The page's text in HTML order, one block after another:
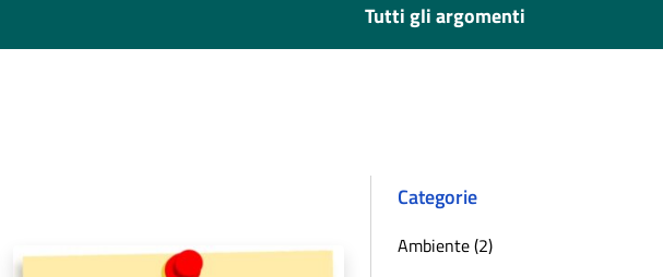
Tutti gli argomenti
Categorie
Ambiente (2)